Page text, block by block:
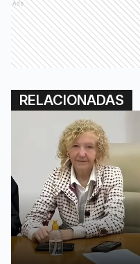
Ads
RELACIONADAS